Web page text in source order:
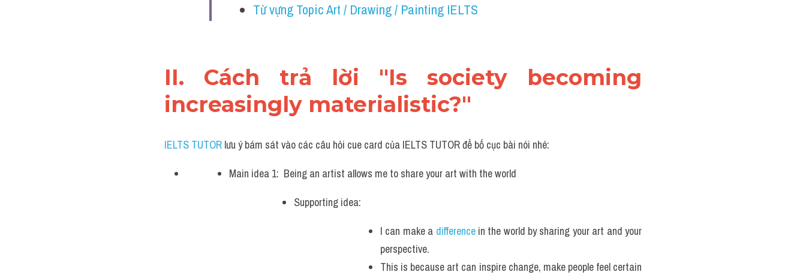
Từ vựng Topic Art / Drawing / Painting IELTS
II. Cách trả lời "Is society becoming
increasingly materialistic?"
IELTS TUTOR lưu ý bám sát vào các câu hỏi cue card của IELTS TUTOR để bố cục bài nói nhé:
Main idea 1:  Being an artist allows me to share your art with the world
Supporting idea:
I can make a difference in the world by sharing your art and your
perspective.
This is because art can inspire change, make people feel certain